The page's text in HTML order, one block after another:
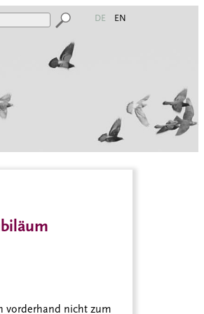
DE EN
vorderhand nicht zum